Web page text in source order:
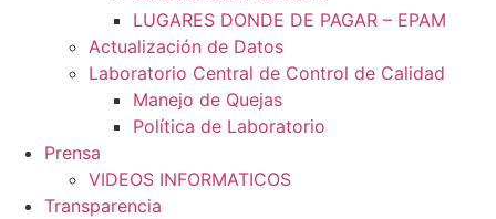
LUGARES DONDE DE PAGAR – EPAM
Actualización de Datos
Laboratorio Central de Control de Calidad
Manejo de Quejas
Política de Laboratorio
Prensa
VIDEOS INFORMATICOS
Transparencia